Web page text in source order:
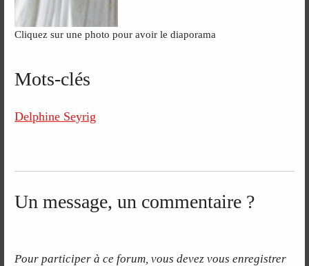
Cliquez sur une photo pour avoir le diaporama
Mots-clés
Delphine Seyrig
Un message, un commentaire ?
Pour participer à ce forum, vous devez vous enregistrer